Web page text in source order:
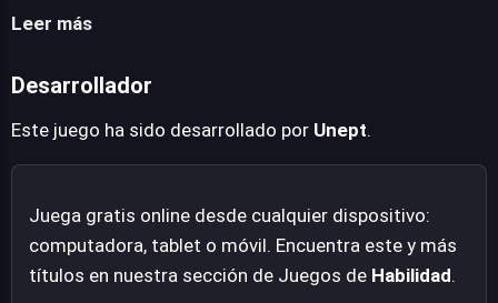
movimiento. Recuerda que el suelo puede colapsar, los
pueden activarse de formas ilógicas. Adáptate, pues es
del juego: si cometes un solo error y caes en una trampa
o un foso, serás enviado de vuelta al inicio de ese nivel.
Leer más
Desarrollador
Este juego ha sido desarrollado por Unept.
Juega gratis online desde cualquier dispositivo:
computadora, tablet o móvil. Encuentra este y más
títulos en nuestra sección de Juegos de Habilidad.